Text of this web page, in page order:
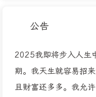
公告
2025我即将步入人生
期。我天生就容易招
且财富还多多。我允